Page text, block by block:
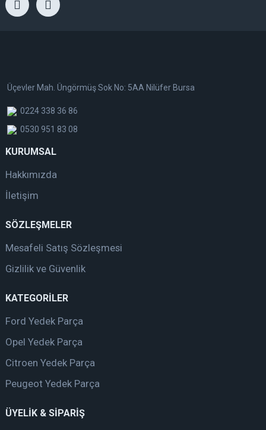
Üçevler Mah. Üngörmüş Sok No: 5AA Nilüfer Bursa
0224 338 36 86
0530 951 83 08
KURUMSAL
Hakkımızda
İletişim
SÖZLEŞMELER
Mesafeli Satış Sözleşmesi
Gizlilik ve Güvenlik
KATEGORİLER
Ford Yedek Parça
Opel Yedek Parça
Citroen Yedek Parça
Peugeot Yedek Parça
ÜYELİK & SİPARİŞ